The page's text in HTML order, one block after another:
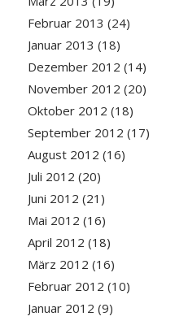
Februar 2013 (24)
Januar 2013 (18)
Dezember 2012 (14)
November 2012 (20)
Oktober 2012 (18)
September 2012 (17)
August 2012 (16)
Juli 2012 (20)
Juni 2012 (21)
Mai 2012 (16)
April 2012 (18)
März 2012 (16)
Februar 2012 (10)
Januar 2012 (9)